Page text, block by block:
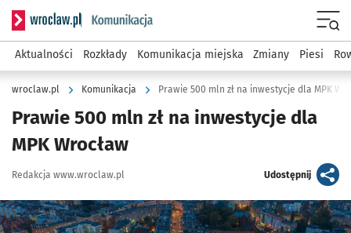
Serwis informacyjny wroclaw.pl podserwis: Komunikacja
Aktualności Rozkłady Komunikacja miejska Zmiany Piesi
wroclaw.pl Komunikacja Prawie 500 mln zł na inwestycje dla MPK
Prawie 500 mln zł na inwestycje dla
MPK Wrocław
Autor:
Redakcja www.wroclaw.pl Udostępnijartykuł
Kliknij, aby powiększyć